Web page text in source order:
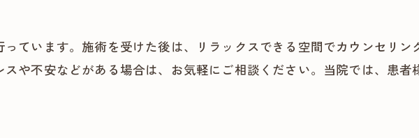
ています。施術を受けた後は、リラックスできる空間でカウンセリン
や不安などがある場合は、お気軽にご相談ください。当院では、患者